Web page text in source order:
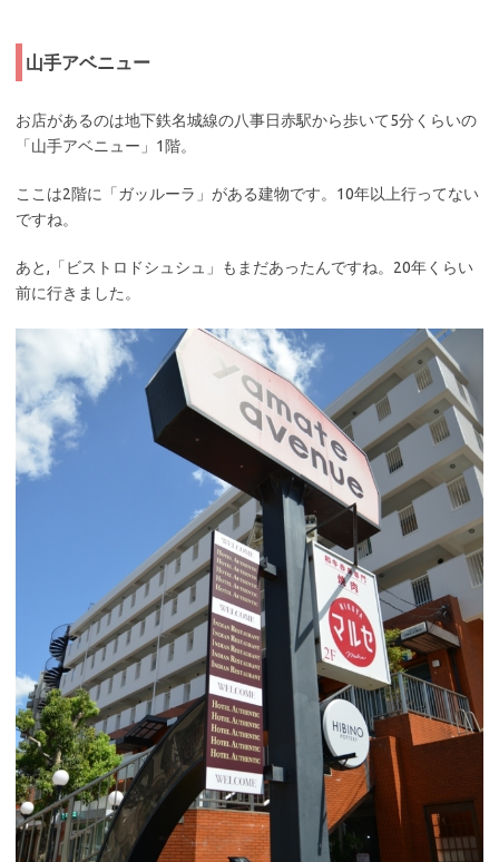
山手アベニュー
お店があるのは地下鉄名城線の八事日赤駅から歩いて5分くらいの
「山手アベニュー」1階。
ここは2階に「ガッルーラ」がある建物です。10年以上行ってない
ですね。
あと,「ビストロドシュシュ」もまだあったんですね。20年くらい
前に行きました。